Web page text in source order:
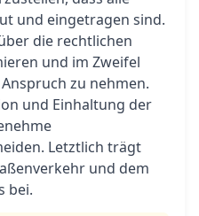
und eingetragen sind.
die rechtlichen
und im Zweifel
zu nehmen.
und Einhaltung der
Letztlich trägt
und dem
bei.